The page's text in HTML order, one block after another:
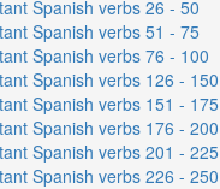
Spanish verbs 26 - 50
Spanish verbs 51 - 75
Spanish verbs 76 - 100
Spanish verbs 126 - 150
Spanish verbs 151 - 175
Spanish verbs 176 - 200
Spanish verbs 201 - 225
Spanish verbs 226 - 250